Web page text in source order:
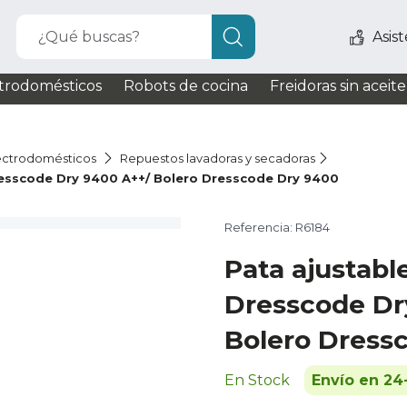
¿Qué buscas?
Robots de cocina Freidoras sin aceite
Repuestos lavadoras y secadoras
Dry 9400 A++/ Bolero Dresscode Dry 9400
Referencia: R6184
Pata
Dresscode
Bolero
En Stock Envío en